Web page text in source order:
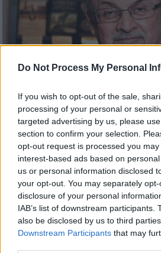
Do Not Process My Personal
If you wish to opt-out of the sale,
processing of your personal or
targeted advertising by us, please
section to confirm your selection.
opt-out request is processed you
interest-based ads based on
us or personal information disclosed
your opt-out. You may separately
disclosure of your personal
IAB’s list of downstream participants.
also be disclosed by us to third
Downstream Participants that may
Κόσμος 14.08.2022 07:38
Αυξήθηκαν οι πωλήσεις
Στίχων» μετά τη
κατά του Σαλμάν
Το απόγευμα του
του βιβλίου ήταν στην
βαρόμετρου πωλήσεων